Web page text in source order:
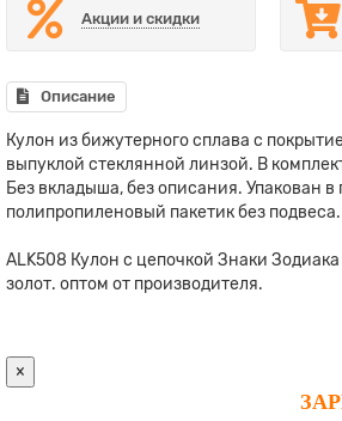
Акции и скидки
Описание
Кулон из бижутерного сплава с
выпуклой стеклянной линзой. В
Без вкладыша, без описания. Упакован в
полипропиленовый пакетик без подвеса.
ALK508 Кулон с цепочкой Знаки
золот. оптом от производителя.
×